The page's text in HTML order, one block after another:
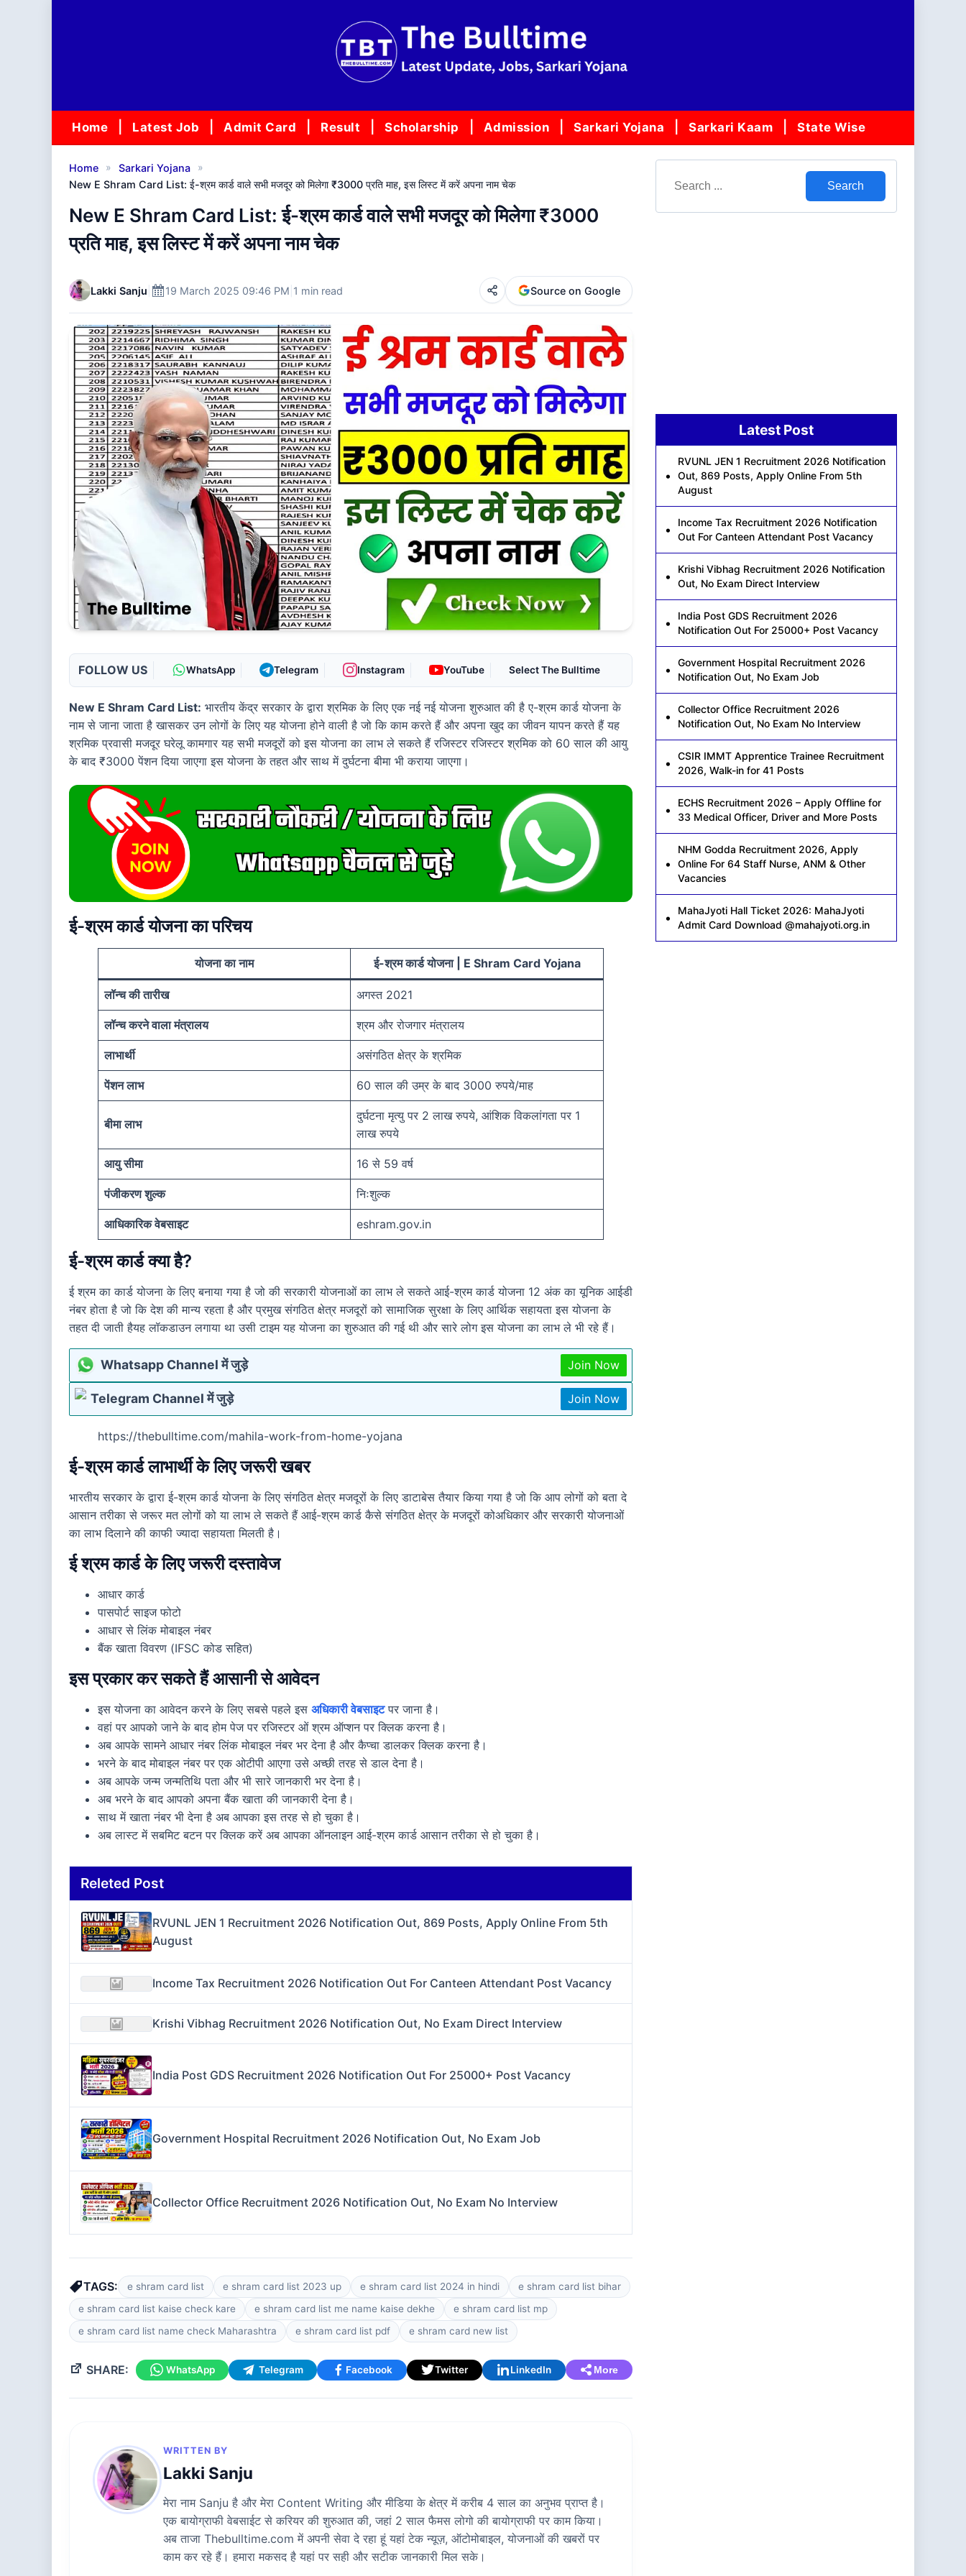
Home Latest Job Admit Card Result Scholarship Admission Sarkari Yojana Sarkari Kaam State Wise
Home » Sarkari Yojana
»
New E Shram Card List: ई-श्रम कार्ड वाले सभी मजदूर को मिलेगा ₹3000 प्रति माह, इस लिस्ट में करें अपना नाम चेक
New E Shram Card List: ई-श्रम कार्ड वाले सभी मजदूर को मिलेगा ₹3000
प्रति माह, इस लिस्ट में करें अपना नाम चेक
Lakki Sanju 19 March 2025 09:46 PM 1 min read Source on Google
FOLLOW US WhatsApp Telegram Instagram YouTube Select The Bulltime
New E Shram Card List: भारतीय केंद्र सरकार के द्वारा श्रमिक के लिए एक नई नई योजना शुरुआत की है ए-श्रम कार्ड योजना के
नाम से जाना जाता है खासकर उन लोगों के लिए यह योजना होने वाली है जो कि काम करते हैं और अपना खुद का जीवन यापन करते हैं यह
श्रमिक प्रवासी मजदूर घरेलू कामगार यह सभी मजदूरों को इस योजना का लाभ ले सकते हैं रजिस्टर रजिस्टर श्रमिक को 60 साल की आयु
के बाद ₹3000 पेंशन दिया जाएगा इस योजना के तहत और साथ में दुर्घटना बीमा भी कराया जाएगा।
ई-श्रम कार्ड योजना का परिचय
योजना का नाम ई-श्रम कार्ड योजना | E Shram Card Yojana
लॉन्च की तारीख अगस्त 2021
लॉन्च करने वाला मंत्रालय श्रम और रोजगार मंत्रालय
लाभार्थी असंगठित क्षेत्र के श्रमिक
पेंशन लाभ 60 साल की उम्र के बाद 3000 रुपये/माह
बीमा लाभ
दुर्घटना मृत्यु पर 2 लाख रुपये, आंशिक विकलांगता पर 1
लाख रुपये
आयु सीमा 16 से 59 वर्ष
पंजीकरण शुल्क निःशुल्क
आधिकारिक वेबसाइट eshram.gov.in
ई-श्रम कार्ड क्या है?
ई श्रम का कार्ड योजना के लिए बनाया गया है जो की सरकारी योजनाओं का लाभ ले सकते आई-श्रम कार्ड योजना 12 अंक का यूनिक आईडी
नंबर होता है जो कि देश की मान्य रहता है और प्रमुख संगठित क्षेत्र मजदूरों को सामाजिक सुरक्षा के लिए आर्थिक सहायता इस योजना के
तहत दी जाती हैयह लॉकडाउन लगाया था उसी टाइम यह योजना का शुरुआत की गई थी और सारे लोग इस योजना का लाभ ले भी रहे हैं।
Whatsapp Channel में जुड़े Join Now
Telegram Channel में जुड़े Join Now
https://thebulltime.com/mahila-work-from-home-yojana
ई-श्रम कार्ड लाभार्थी के लिए जरूरी खबर
भारतीय सरकार के द्वारा ई-श्रम कार्ड योजना के लिए संगठित क्षेत्र मजदूरों के लिए डाटाबेस तैयार किया गया है जो कि आप लोगों को बता दे
आसान तरीका से जरूर मत लोगों को या लाभ ले सकते हैं आई-श्रम कार्ड कैसे संगठित क्षेत्र के मजदूरों कोअधिकार और सरकारी योजनाओं
का लाभ दिलाने की काफी ज्यादा सहायता मिलती है।
ई श्रम कार्ड के लिए जरूरी दस्तावेज
आधार कार्ड
पासपोर्ट साइज फोटो
आधार से लिंक मोबाइल नंबर
बैंक खाता विवरण (IFSC कोड सहित)
इस प्रकार कर सकते हैं आसानी से आवेदन
इस योजना का आवेदन करने के लिए सबसे पहले इस अधिकारी वेबसाइटपर जाना है।
वहां पर आपको जाने के बाद होम पेज पर रजिस्टर ओं श्रम ऑप्शन पर क्लिक करना है।
अब आपके सामने आधार नंबर लिंक मोबाइल नंबर भर देना है और कैप्चा डालकर क्लिक करना है।
भरने के बाद मोबाइल नंबर पर एक ओटीपी आएगा उसे अच्छी तरह से डाल देना है।
अब आपके जन्म जन्मतिथि पता और भी सारे जानकारी भर देना है।
अब भरने के बाद आपको अपना बैंक खाता की जानकारी देना है।
साथ में खाता नंबर भी देना है अब आपका इस तरह से हो चुका है।
अब लास्ट में सबमिट बटन पर क्लिक करें अब आपका ऑनलाइन आई-श्रम कार्ड आसान तरीका से हो चुका है।
Releted Post
RVUNL JEN 1 Recruitment 2026 Notification Out, 869 Posts, Apply Online From 5th
August
Income Tax Recruitment 2026 Notification Out For Canteen Attendant Post Vacancy
Krishi Vibhag Recruitment 2026 Notification Out, No Exam Direct Interview
India Post GDS Recruitment 2026 Notification Out For 25000+ Post Vacancy
Government Hospital Recruitment 2026 Notification Out, No Exam Job
Collector Office Recruitment 2026 Notification Out, No Exam No Interview
TAGS: e shram card list e shram card list 2023 up e shram card list 2024 in hindi
e shram card list bihar
e shram card list kaise check kare
e shram card list me name kaise dekhe
e shram card list mp
e shram card list name check Maharashtra
e shram card list pdf e shram card new list
SHARE: WhatsApp Telegram Facebook Twitter LinkedIn More
WRITTEN BY
Lakki Sanju
मेरा नाम Sanju है और मेरा Content Writing और मीडिया के क्षेत्र में करीब 4 साल का अनुभव प्राप्त है।
एक बायोग्राफी वेबसाईट से करियर की शुरुआत की, जहां 2 साल फैमस लोगो की बायोग्राफी पर काम किया।
अब ताजा Thebulltime.com में अपनी सेवा दे रहा हूं यहां टेक न्यूज़, ऑटोमोबाइल, योजनाओं की खबरों पर
काम कर रहे हैं। हमारा मकसद है यहां पर सही और सटीक जानकारी मिल सके।
Search
Latest Post
RVUNL JEN 1 Recruitment 2026 Notification
Out, 869 Posts, Apply Online From 5th
August
Income Tax Recruitment 2026 Notification
Out For Canteen Attendant Post Vacancy
Krishi Vibhag Recruitment 2026 Notification
Out, No Exam Direct Interview
India Post GDS Recruitment 2026
Notification Out For 25000+ Post Vacancy
Government Hospital Recruitment 2026
Notification Out, No Exam Job
Collector Office Recruitment 2026
Notification Out, No Exam No Interview
CSIR IMMT Apprentice Trainee Recruitment
2026, Walk-in for 41 Posts
ECHS Recruitment 2026 – Apply Offline for
33 Medical Officer, Driver and More Posts
NHM Godda Recruitment 2026, Apply
Online For 64 Staff Nurse, ANM & Other
Vacancies
MahaJyoti Hall Ticket 2026: MahaJyoti
Admit Card Download @mahajyoti.org.in